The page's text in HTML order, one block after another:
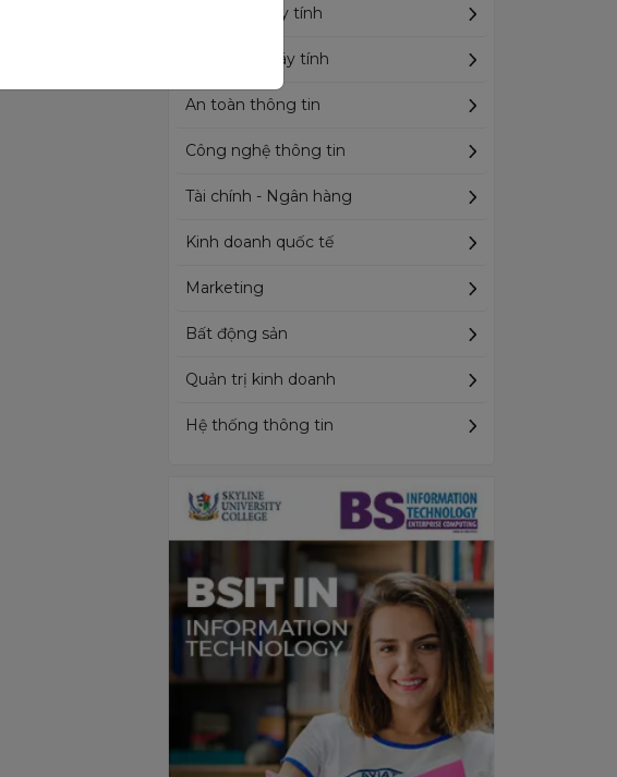
Kỹ thuật máy tính
Khoa học máy tính
An toàn thông tin
Công nghệ thông tin
Tài chính - Ngân hàng
Kinh doanh quốc tế
Marketing
Bất động sản
Quản trị kinh doanh
Hệ thống thông tin